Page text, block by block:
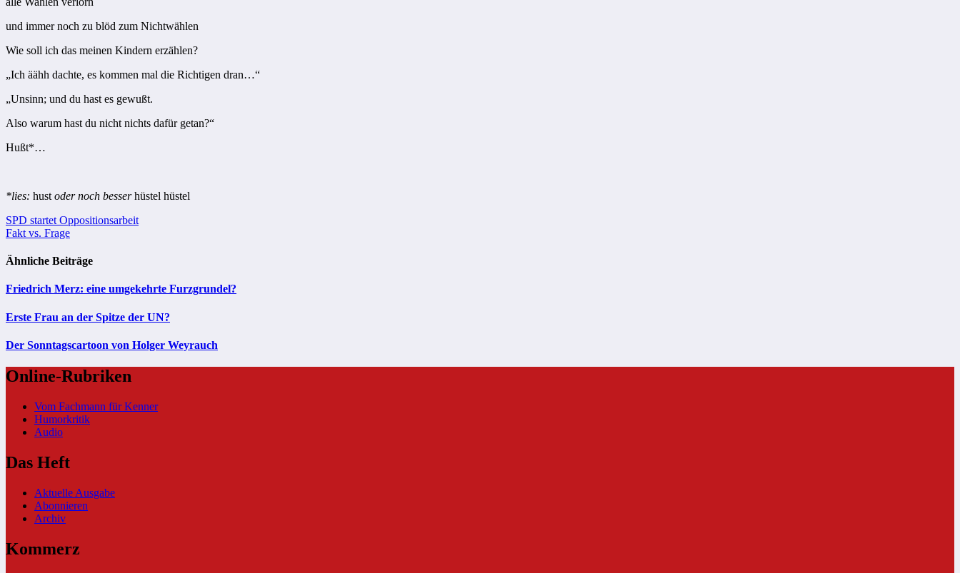
und immer noch zu blöd zum Nichtwählen
Wie soll ich das meinen Kindern erzählen?
„Ich äähh dachte, es kommen mal die Richtigen dran…“
„Unsinn; und du hast es gewußt.
Also warum hast du nicht nichts dafür getan?“
Hußt*…
*lies: hust oder noch besserhüstel hüstel
Beitragsnavigation
SPD startet Oppositionsarbeit
Fakt vs. Frage
Ähnliche Beiträge
Friedrich Merz: eine umgekehrte Furzgrundel?
Erste Frau an der Spitze der UN?
Der Sonntagscartoon von Holger Weyrauch
Online-Rubriken
Vom Fachmann für Kenner
Humorkritik
Audio
Das Heft
Aktuelle Ausgabe
Abonnieren
Archiv
Kommerz